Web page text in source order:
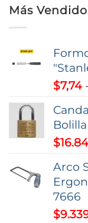
Más
$7,74 -
$
Arco
7666
$